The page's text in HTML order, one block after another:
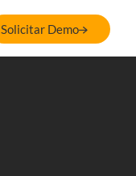
Solicitar Demo